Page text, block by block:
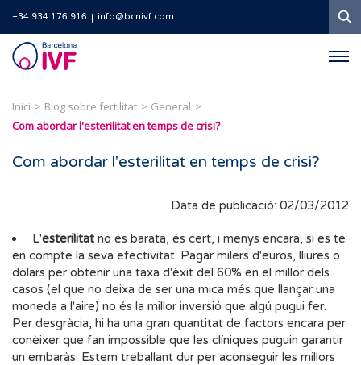
+34 934 176 916 info@bcnivf.com
Barcelona
IVF
Inici Blog sobre fertilitat
General
Com abordar l'esterilitat en temps de crisi?
Com abordar l'esterilitat en temps de crisi?
Data de publicació: 02/03/2012
L'esterilitat no és barata, és cert, i menys encara, si es té
en compte la seva efectivitat. Pagar milers d'euros, lliures o
dòlars per obtenir una taxa d'èxit del 60% en el millor dels
casos (el que no deixa de ser una mica més que llançar una
moneda a l'aire) no és la millor inversió que algú pugui fer.
Per desgràcia, hi ha una gran quantitat de factors encara per
conèixer que fan impossible que les clíniques puguin garantir
un embaràs. Estem treballant dur per aconseguir les millors